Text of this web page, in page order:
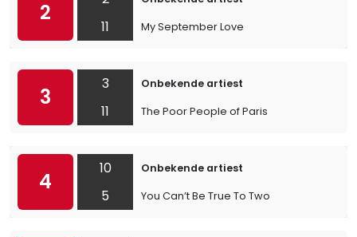
2
11
My September Love
3
3
11
Onbekende artiest
The Poor People of Paris
4
10
5
Onbekende artiest
You Can’t Be True To Two